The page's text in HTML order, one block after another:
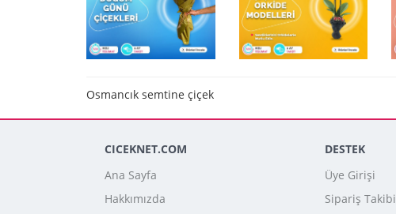
Osmancık semtine çiçek
CICEKNET.COM
Ana Sayfa
Hakkımızda
DESTEK
Üye Girişi
Sipariş Takibi